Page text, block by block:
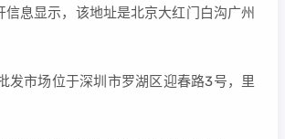
息显示，该地址是北京大红门白沟广州
发市场位于深圳市罗湖区迎春路3号，里